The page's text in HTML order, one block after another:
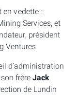
vedette :
Services, et
président
Ventures
d’administration
frèreJack
de Lundin